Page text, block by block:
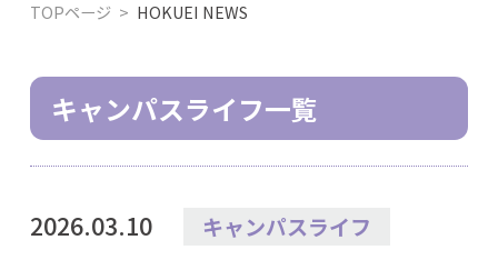
TOPページ > HOKUEI NEWS
キャンパスライフ一覧
2026.03.10
キャンパスライフ